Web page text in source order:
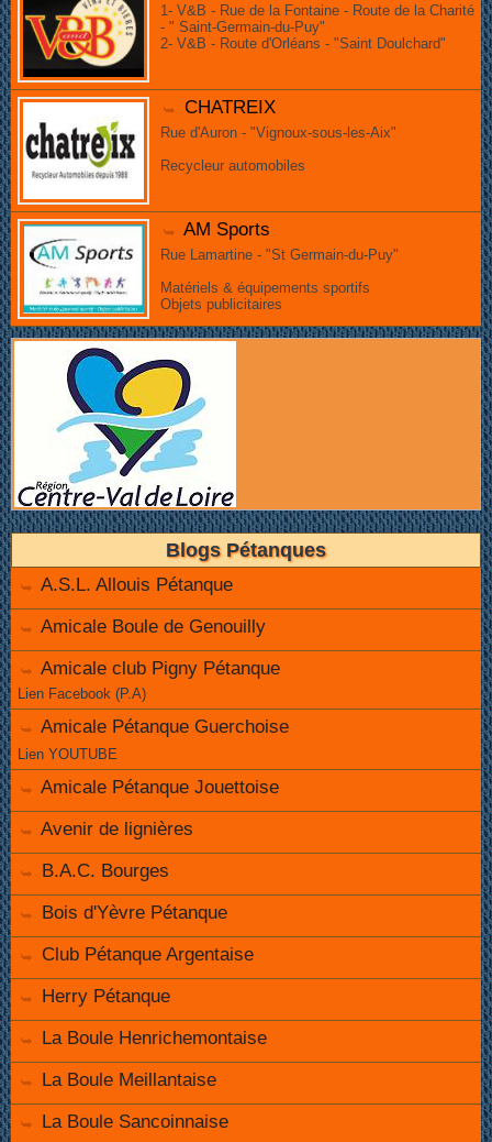
1- V&B - Rue de la Fontaine - Route de la Charité
- " Saint-Germain-du-Puy"
2- V&B - Route d'Orléans - "Saint Doulchard"
CHATREIX
Rue d'Auron - "Vignoux-sous-les-Aix"
Recycleur automobiles
AM Sports
Rue Lamartine - "St Germain-du-Puy"
Matériels & équipements sportifs
Objets publicitaires
Blogs Pétanques
A.S.L. Allouis Pétanque
Amicale Boule de Genouilly
Amicale club Pigny Pétanque
Lien Facebook (P.A)
Amicale Pétanque Guerchoise
Lien YOUTUBE
Amicale Pétanque Jouettoise
Avenir de lignières
B.A.C. Bourges
Bois d'Yèvre Pétanque
Club Pétanque Argentaise
Herry Pétanque
La Boule Henrichemontaise
La Boule Meillantaise
La Boule Sancoinnaise